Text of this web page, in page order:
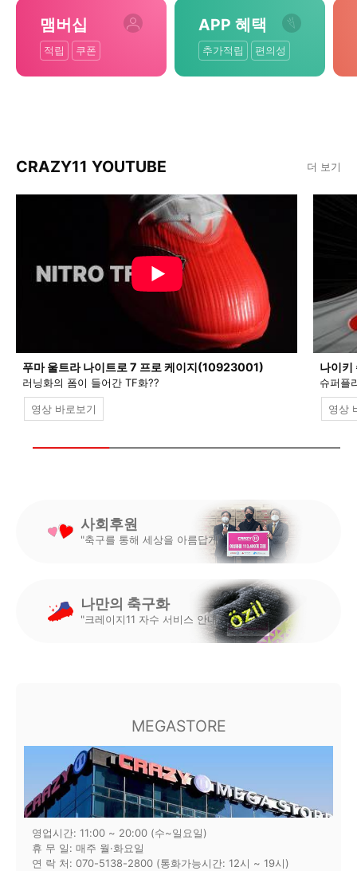
맴버십
적립 쿠폰
APP 혜택
추가적립 편의성
CRAZY11 YOUTUBE 더 보기
푸마 울트라 나이트로 7 프로 케이지(10923001)
러닝화의 폼이 들어간 TF화??
영상 바로보기
나이
슈퍼플
영상
사회후원
"축구를 통해 세상을 아름답게"
나만의 축구화
"크레이지11 자수 서비스 안내"
MEGASTORE
영업시간: 11:00 ~ 20:00 (수~일요일)
휴 무 일: 매주 월·화요일
연 락 처: 070-5138-2800 (통화가능시간: 12시 ~ 19시)